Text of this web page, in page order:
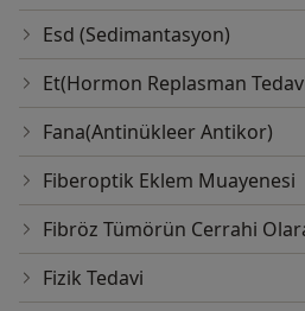
Esd (Sedimantasyon)
Et(Hormon Replasman
Fana(Antinükleer Antikor)
Fiberoptik Eklem Muayenesi
Fibröz Tümörün Cerrahi
Fizik Tedavi